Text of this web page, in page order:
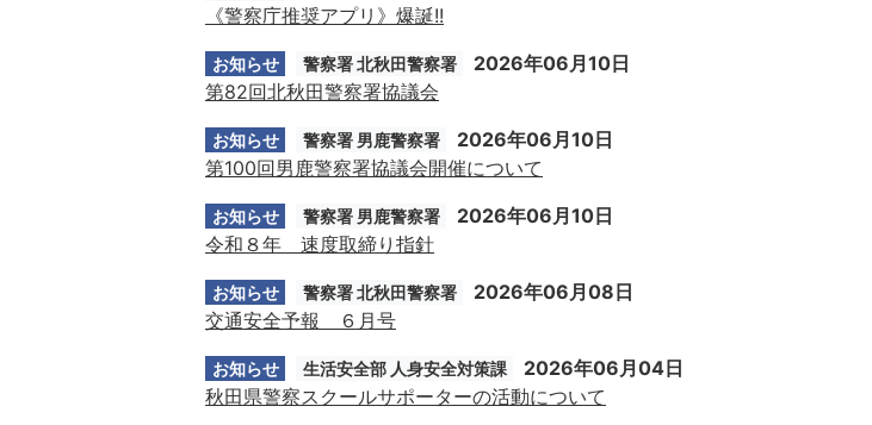
《警察庁推奨アプリ》爆誕!!
お知らせ 警察署 北秋田警察署
2026年06月10日
第82回北秋田警察署協議会
お知らせ 警察署 男鹿警察署
2026年06月10日
第100回男鹿警察署協議会開催について
お知らせ 警察署 男鹿警察署
2026年06月10日
令和８年 速度取締り指針
お知らせ 警察署 北秋田警察署
2026年06月08日
交通安全予報 ６月号
お知らせ 生活安全部 人身安全対策課
2026年06月04日
秋田県警察スクールサポーターの活動について